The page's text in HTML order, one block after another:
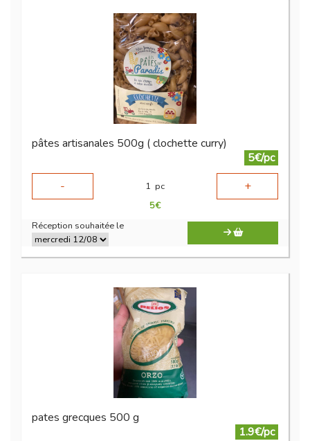
pâtes artisanales 500g ( clochette curry)
5€/pc
-
1 pc +
5€
Réception souhaitée le
pates grecques 500 g
1.9€/pc